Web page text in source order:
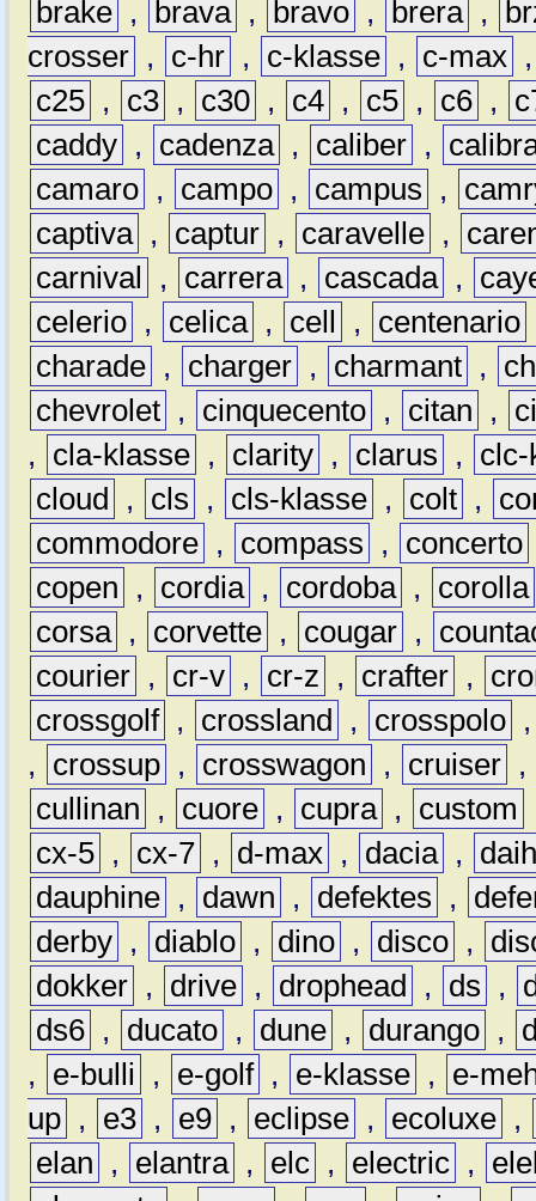
brake , brava , bravo , brera ,
crosser , c-hr , c-klasse , c-max
c25 , c3 , c30 , c4 , c5 , c6 ,
caddy , cadenza , caliber ,
camaro , campo , campus ,
captiva , captur , caravelle ,
carnival
, carrera , cascada ,
celerio , celica , cell , centenario
charade , charger , charmant ,
chevrolet , cinquecento , citan ,
,
cla-klasse , clarity , clarus ,
clc-
cloud
, cls , cls-klasse , colt ,
commodore , compass , concerto
copen
, cordia , cordoba ,
corolla
corsa , corvette , cougar ,
courier , cr-v , cr-z , crafter ,
crossgolf , crossland , crosspolo
,
crossup , crosswagon , cruiser ,
cullinan
, cuore , cupra , custom
cx-5 , cx-7 , d-max , dacia ,
dauphine , dawn , defektes ,
derby , diablo , dino , disco ,
dokker , drive , drophead , ds ,
ds6 , ducato , dune , durango ,
,
e-bulli , e-golf , e-klasse ,
e-
up , e3 , e9 , eclipse , ecoluxe ,
elan
, elantra , elc , electric ,